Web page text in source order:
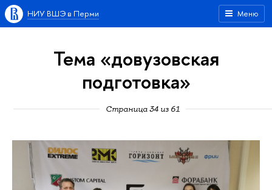
Меню
НИУ ВШЭ в Перми
Тема «довузовская
подготовка»
Страница 34 из 61